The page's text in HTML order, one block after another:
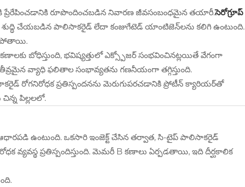
ప్రేరేపించడానికి రూపొందించబడిన నివారణ జీవసంబంధమైన తయారీ.సెరోగ్రూప్
చేయబడిన పాలిసాకరైడ్ లేదా కంజుగేటెడ్ యాంటిజెన్‌లను కలిగి ఉంటుంది.
బోధిస్తుంది, భవిష్యత్తులో ఎక్స్పోజర్ సంభవించినట్లయితే వేగంగా
వ్యాధి ఫలితాల సంభావ్యతను గణనీయంగా తగ్గిస్తుంది.
రోగనిరోధక ప్రతిస్పందనను మెరుగుపరచడానికి ప్రోటీన్ క్యారియర్‌తో
పిల్లలలో.
ఉంటుంది. ఒకసారి ఇంజెక్ట్ చేసిన తర్వాత, సి-టైప్ పాలిసాకరైడ్
వ్యవస్థ ప్రతిస్పందిస్తుంది. మెమరీ B కణాలు ఏర్పడతాయి, ఇది దీర్ఘకాలిక